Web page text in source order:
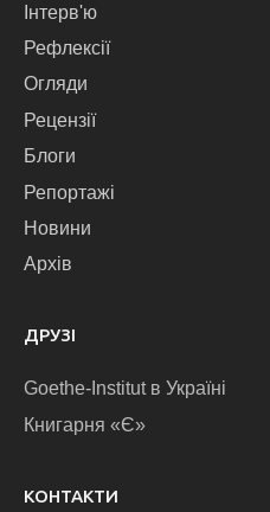
Інтерв'ю
Рефлексії
Огляди
Рецензії
Блоги
Репортажі
Новини
Архів
ДРУЗІ
Goethe-Institut в Україні
Книгарня «Є»
КОНТАКТИ